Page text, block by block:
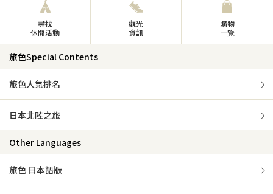
尋找
休閒活動
觀光
資訊
購物
一覽
旅色Special Contents
旅色人氣排名
日本北陸之旅
Other Languages
旅色 日本語版